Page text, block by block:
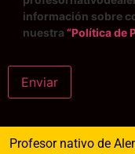
información sobre
nuestra “Política de
Enviar
Profesor nativo de